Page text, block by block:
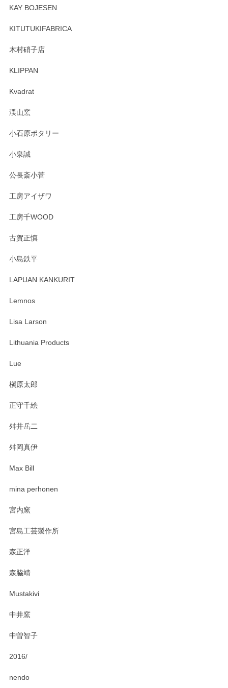
頂き誠にありがとうございます。 そしてレビュ
しくお願いいたします。
淡いグリーンのカラーがとても可愛いです❤️ ありがとうござ
す。 素敵な湯呑みでとても気に入りました。 発送も早く、
たm(_)m
います。無事に届いたようで安心いたしまし
おかけしました。 ありがとうございます。
KAY BOJESEN
KITUTUKIFABRICA
木村硝子店
KLIPPAN
Kvadrat
渓山窯
小石原ポタリー
小泉誠
公長斎小菅
工房アイザワ
工房千WOOD
古賀正慎
小島鉄平
LAPUAN KANKURIT
Lemnos
Lisa Larson
Lithuania Products
Lue
槇原太郎
正守千絵
舛井岳二
舛岡真伊
Max Bill
mina perhonen
宮内窯
宮島工芸製作所
森正洋
森脇靖
Mustakivi
中井窯
中曽智子
2016/
nendo